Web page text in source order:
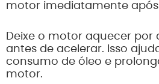
motor imediatamente
Deixe o motor aquecer por
antes de acelerar. Isso
consumo de óleo e
motor.